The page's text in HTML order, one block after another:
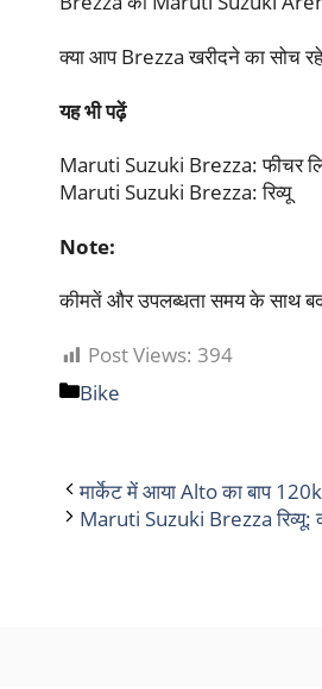
क्या आप Brezza खरीदने का सोच
यह भी पढ़ें
Maruti Suzuki Brezza: फीचर
Maruti Suzuki Brezza: रिव्यू
Note:
कीमतें और उपलब्धता समय के साथ
Post Views: 394
Bike
मार्केट में आया Alto का बाप
Maruti Suzuki Brezza रिव्यू: